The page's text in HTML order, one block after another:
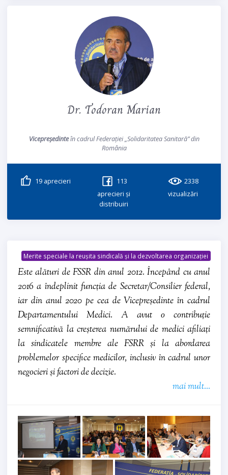
Dr. Todoran Marian
Vicepreședinteîn cadrul Federației „Solidaritatea Sanitară” din
România
19aprecieri
113
aprecieri și
distribuiri
2338
vizualizări
Merite speciale la reușita sindicală și la dezvoltarea organizației
Este alături de FSSR din anul 2012. Începând cu anul
2016 a îndeplinit funcția de Secretar/Consilier federal,
iar din anul 2020 pe cea de Vicepreședinte în cadrul
Departamentului Medici. A avut o contribuție
semnificativă la creșterea numărului de medici afiliați
la sindicatele membre ale FSRR și la abordarea
problemelor specifice medicilor, inclusiv în cadrul unor
negocieri și factori de decizie.
mai mult...